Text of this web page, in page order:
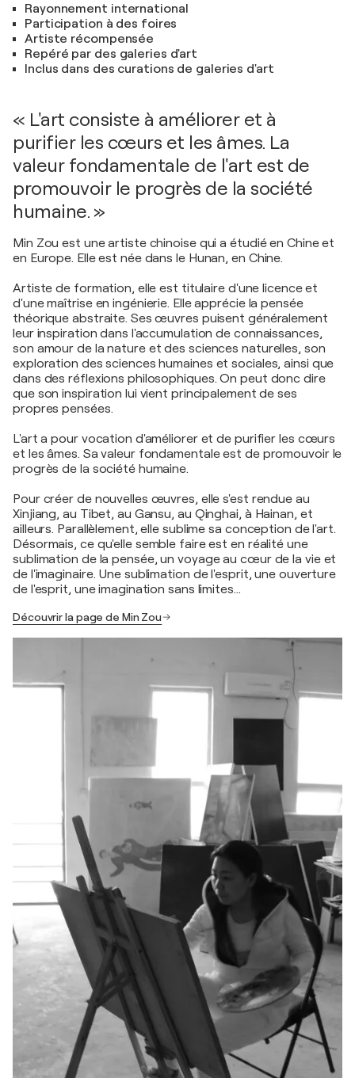
Rayonnement international
Participation à des foires
Artiste récompensée
Repéré par des galeries d'art
Inclus dans des curations de galeries d'art
« L'art consiste à améliorer et à
purifier les cœurs et les âmes. La
valeur fondamentale de l'art est de
promouvoir le progrès de la société
humaine. »
Min Zou est une artiste chinoise qui a étudié en Chine et
en Europe. Elle est née dans le Hunan, en Chine.
Artiste de formation, elle est titulaire d'une licence et
d'une maîtrise en ingénierie. Elle apprécie la pensée
théorique abstraite. Ses œuvres puisent généralement
leur inspiration dans l'accumulation de connaissances,
son amour de la nature et des sciences naturelles, son
exploration des sciences humaines et sociales, ainsi que
dans des réflexions philosophiques. On peut donc dire
que son inspiration lui vient principalement de ses
propres pensées.
L'art a pour vocation d'améliorer et de purifier les cœurs
et les âmes. Sa valeur fondamentale est de promouvoir le
progrès de la société humaine.
Pour créer de nouvelles œuvres, elle s'est rendue au
Xinjiang, au Tibet, au Gansu, au Qinghai, à Hainan, et
ailleurs. Parallèlement, elle sublime sa conception de l'art.
Désormais, ce qu'elle semble faire est en réalité une
sublimation de la pensée, un voyage au cœur de la vie et
de l'imaginaire. Une sublimation de l'esprit, une ouverture
de l'esprit, une imagination sans limites…
Découvrir la page de Min Zou